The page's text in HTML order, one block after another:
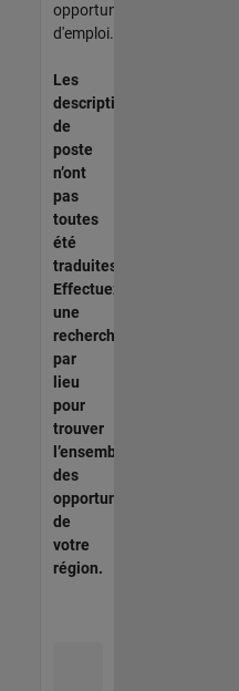
opportunités
d'emploi.
Les
descriptions
de
poste
n’ont
pas
toutes
été
traduites.
Effectuez
une
recherche
par
lieu
pour
trouver
l’ensemble
des
opportunités
de
votre
région.